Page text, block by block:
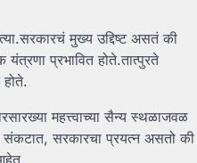
मुख्य उद्दिष्ट असतं की
प्रभावित होते.तात्पुरते
महत्त्वाच्या सैन्य स्थळाजवळ
संकटात, सरकारचा प्रयत्न असतो की